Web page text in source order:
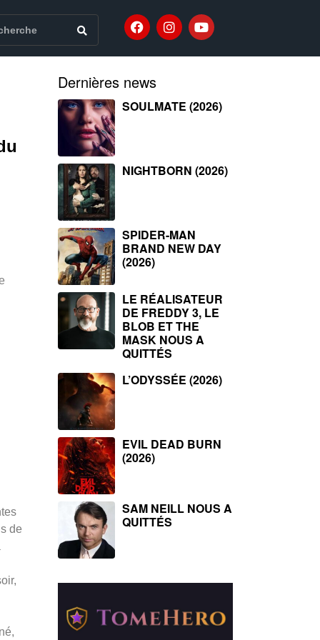
de
Dernières news
SOULMATE (2026)
NIGHTBORN (2026)
SPIDER-MAN
BRAND NEW DAY
(2026)
LE RÉALISATEUR
DE FREDDY 3, LE
BLOB ET THE
MASK NOUS A
QUITTÉS
L’ODYSSÉE (2026)
EVIL DEAD BURN
(2026)
SAM NEILL NOUS A
QUITTÉS